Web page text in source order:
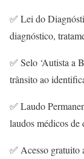
✅ Lei do
diagnóstico,
✅ Selo ‘Autista a
trânsito ao
✅ Laudo
laudos médicos
✅ Acesso gratuito